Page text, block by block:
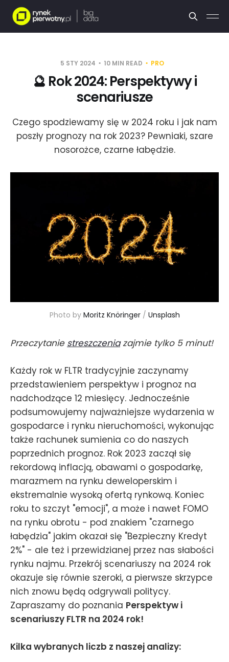
5 STY 2024 10 MIN READ PRO
🔮 Rok 2024: Perspektywy i
scenariusze
Czego spodziewamy się w 2024 roku i jak nam
poszły prognozy na rok 2023? Pewniaki, szare
nosorożce, czarne łabędzie.
Photo by Moritz Knöringer / Unsplash
Przeczytanie streszczeniazajmie tylko 5 minut!
Każdy rok w FLTR tradycyjnie zaczynamy
przedstawieniem perspektyw i prognoz na
nadchodzące 12 miesięcy. Jednocześnie
podsumowujemy najważniejsze wydarzenia w
gospodarce i rynku nieruchomości, wykonując
także rachunek sumienia co do naszych
poprzednich prognoz. Rok 2023 zaczął się
rekordową inflacją, obawami o gospodarkę,
marazmem na rynku deweloperskim i
ekstremalnie wysoką ofertą rynkową. Koniec
roku to szczyt "emocji", a może i nawet FOMO
na rynku obrotu - pod znakiem "czarnego
łabędzia" jakim okazał się "Bezpieczny Kredyt
2%" - ale też i przewidzianej przez nas słabości
rynku najmu. Przekrój scenariuszy na 2024 rok
okazuje się równie szeroki, a pierwsze skrzypce
nich znowu będą odgrywali politycy.
Zapraszamy do poznania Perspektyw i
scenariuszy FLTR na 2024 rok!
Kilka wybranych liczb z naszej analizy: